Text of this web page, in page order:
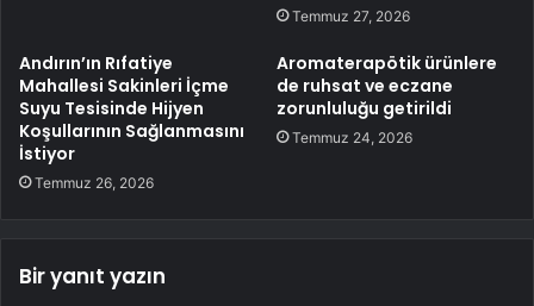
Temmuz 27, 2026
Andırın’ın Rıfatiye
Mahallesi Sakinleri İçme
Suyu Tesisinde Hijyen
Koşullarının Sağlanmasını
İstiyor
Temmuz 26, 2026
Aromaterapötik ürünlere
de ruhsat ve eczane
zorunluluğu getirildi
Temmuz 24, 2026
Bir yanıt yazın